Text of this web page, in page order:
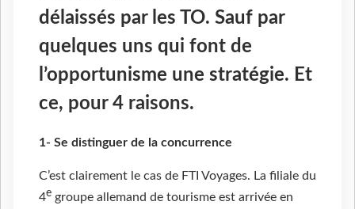
délaissés par les TO. Sauf par
quelques uns qui font de
l’opportunisme une stratégie. Et
ce, pour 4 raisons.
1- Se distinguer de la concurrence
C’est clairement le cas de FTI Voyages. La filiale du
4e groupe allemand de tourisme est arrivée en